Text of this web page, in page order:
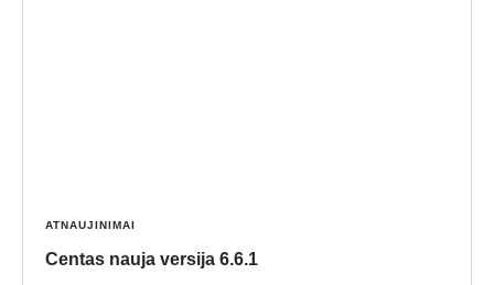
ATNAUJINIMAI
Centas nauja versija 6.6.1